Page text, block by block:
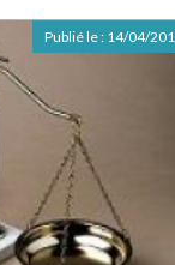
Publié le : 14/04/